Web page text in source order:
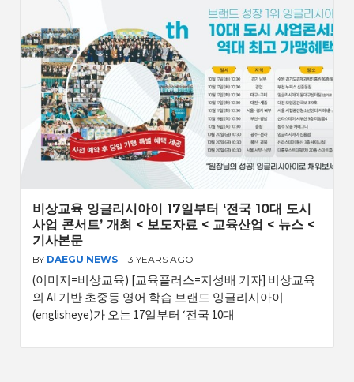
비상교육 잉글리시아이 17일부터 ‘전국 10대 도시
사업 콘서트’ 개최 < 보도자료 < 교육산업 < 뉴스 <
기사본문
BY DAEGU NEWS 3 YEARS AGO
(이미지=비상교육) [교육플러스=지성배 기자] 비상교육
의 AI 기반 초중등 영어 학습 브랜드 잉글리시아이
(englisheye)가 오는 17일부터 ‘전국 10대